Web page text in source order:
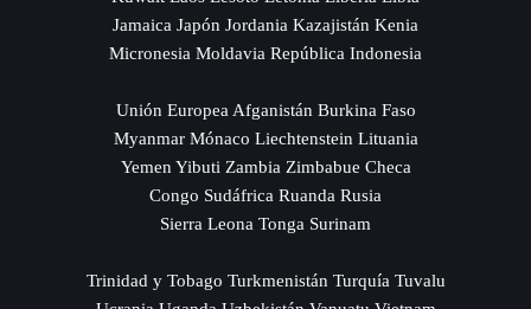
Jamaica Japón Jordania Kazajistán Kenia
Micronesia Moldavia República Indonesia
Unión Europea Afganistán Burkina Faso
Myanmar Mónaco Liechtenstein Lituania
Yemen Yibuti Zambia Zimbabue Checa
Congo Sudáfrica Ruanda Rusia
Sierra Leona Tonga Surinam
Trinidad y Tobago Turkmenistán Turquía Tuvalu